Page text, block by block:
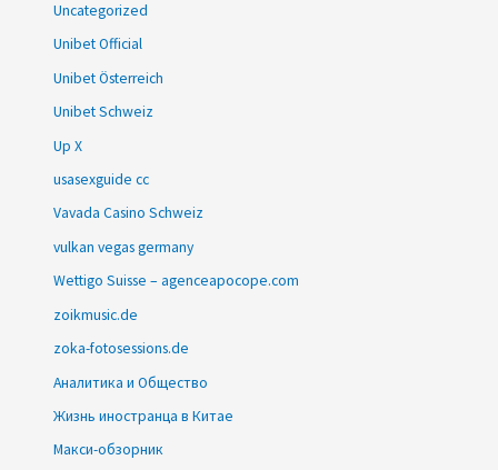
Uncategorized
Unibet Official
Unibet Österreich
Unibet Schweiz
Up X
usasexguide cc
Vavada Casino Schweiz
vulkan vegas germany
Wettigo Suisse – agenceapocope.com
zoikmusic.de
zoka-fotosessions.de
Аналитика и Общество
Жизнь иностранца в Китае
Макси-обзорник